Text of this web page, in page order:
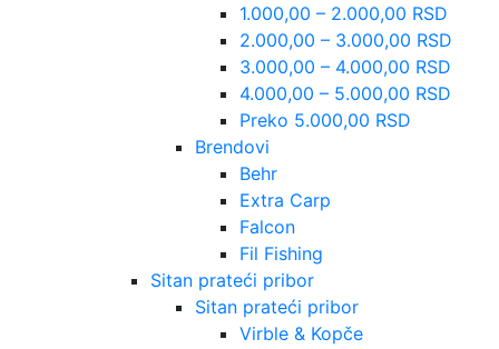
1.000,00 – 2.000,00 RSD
2.000,00 – 3.000,00 RSD
3.000,00 – 4.000,00 RSD
4.000,00 – 5.000,00 RSD
Preko 5.000,00 RSD
Brendovi
Behr
Extra Carp
Falcon
Fil Fishing
Sitan prateći pribor
Sitan prateći pribor
Virble & Kopče